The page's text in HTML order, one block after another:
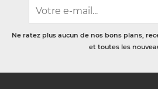
Ne ratez plus aucun de nos bons plans,
et toutes les